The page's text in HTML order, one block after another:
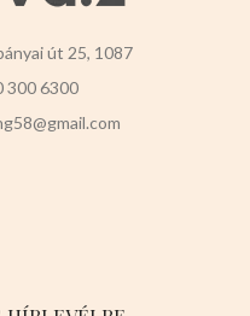
út 25, 1087
300 6300